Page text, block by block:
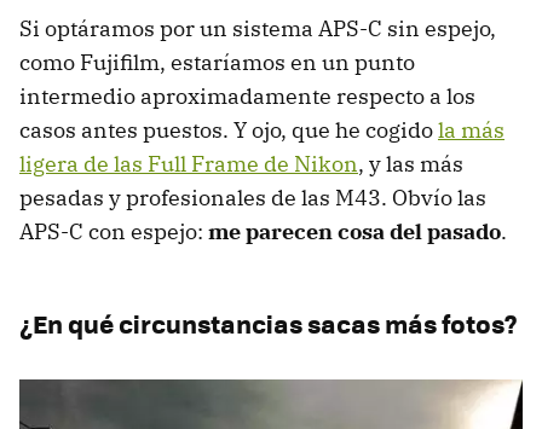
Si optáramos por un sistema APS-C sin espejo,
como Fujifilm, estaríamos en un punto
intermedio aproximadamente respecto a los
casos antes puestos. Y ojo, que he cogidola más
ligera de las Full Frame de Nikon, y las más
pesadas y profesionales de las M43. Obvío las
APS-C con espejo: me parecen cosa del pasado.
¿En qué circunstancias sacas más fotos?